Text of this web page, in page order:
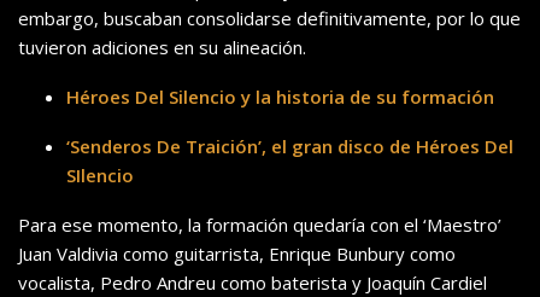
embargo, buscaban consolidarse definitivamente, por lo que
tuvieron adiciones en su alineación.
Héroes Del Silencio y la historia de su formación
‘Senderos De Traición’, el gran disco de Héroes Del
SIlencio
Para ese momento, la formación quedaría con el ‘Maestro’
Juan Valdivia como guitarrista, Enrique Bunbury como
vocalista, Pedro Andreu como baterista y Joaquín Cardiel